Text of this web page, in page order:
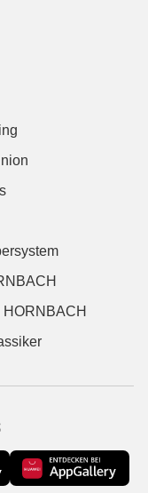
HORNBACH